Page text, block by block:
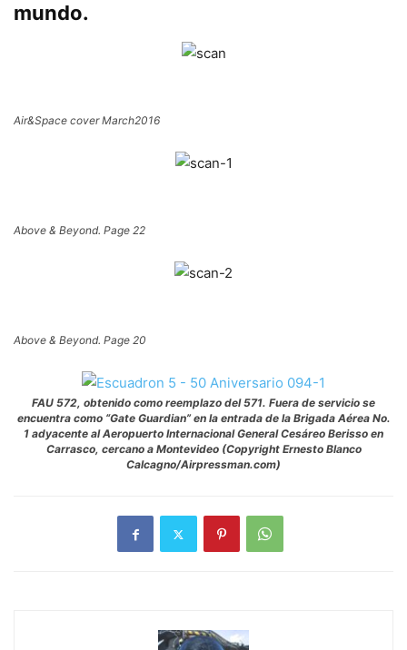
mundo.
Air&Space cover March2016
Above & Beyond. Page 22
Above & Beyond. Page 20
FAU 572, obtenido como reemplazo del 571. Fuera de servicio se
encuentra como “Gate Guardian” en la entrada de la Brigada Aérea No.
1 adyacente al Aeropuerto Internacional General Cesáreo Berisso en
Carrasco, cercano a Montevideo (Copyright Ernesto Blanco
Calcagno/Airpressman.com)